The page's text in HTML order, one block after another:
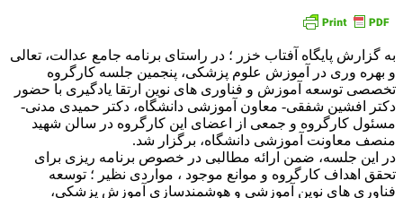
به گزارش پایگاه آفتاب خزر ؛ در راستای برنامه جامع عدالت، تعالی
و بهره وری در آموزش علوم پزشکی، پنجمین جلسه کارگروه
تخصصی توسعه آموزش و فناوری های نوین ارتقا یادگیری با حضور
دکتر افشین شفقی- معاون آموزشی دانشگاه، دکتر حمیدی مدنی-
مسئول کارگروه و جمعی از اعضای این کارگروه در سالن شهید
منصف معاونت آموزشی دانشگاه، برگزار شد.
در این جلسه، ضمن ارائه مطالبی در خصوص برنامه ریزی برای
تحقق اهداف کارگروه و موانع موجود ، مواردی نظیر ؛ توسعه
فناوری های نوین آموزشی و هوشمندسازی آموزش پزشکی،